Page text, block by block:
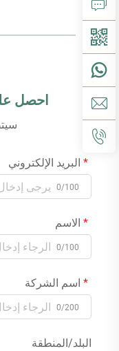
احصل
البريد الإلكتروني
0/100
الاسم
0/100
اسم الشركة
0/200
البلد/المنطقة